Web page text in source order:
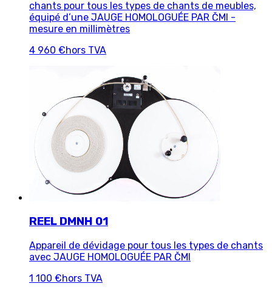
chants pour tous les types de chants de meubles,
équipé d’une JAUGE HOMOLOGUÉE PAR ČMI -
mesure en millimètres
4 960 €hors TVA
REEL DMNH 01
Appareil de dévidage pour tous les types de chants
avec JAUGE HOMOLOGUÉE PAR ČMI
1 100 €hors TVA